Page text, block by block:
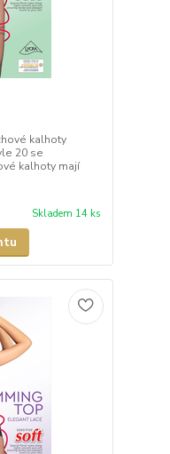
kalhoty
20 se
kalhoty mají
Skladem 14 ks